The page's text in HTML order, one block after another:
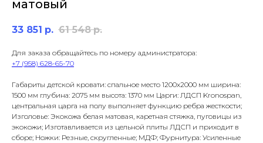
матовый
33 851 р. 61 548 р.
Для заказа обращайтесь по номеру администратора:
+7 (958) 628-65-70
Габариты детской кровати: спальное место 1200х2000 мм ширина:
1500 мм глубина: 2075 мм высота: 1370 мм Царги: ЛДСП Kronospan,
центральная царга на полу выполняет функцию ребра жесткости;
Изголовье: Экокожа белая матовая, каретная стяжка, пуговицы из
экокожи; Изготавливается из цельной плиты ЛДСП и приходит в
сборе; Ножки: Резные, скругленные; МДФ; Фурнитура: Усиленные